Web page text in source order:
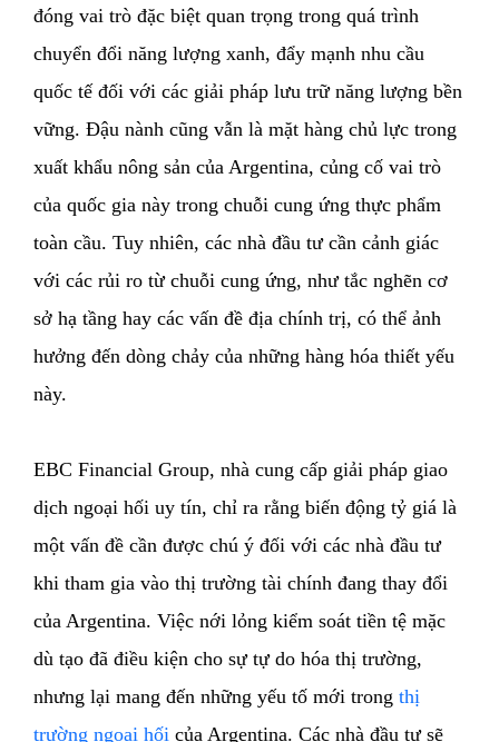
đóng vai trò đặc biệt quan trọng trong quá trình
chuyển đổi năng lượng xanh, đẩy mạnh nhu cầu
quốc tế đối với các giải pháp lưu trữ năng lượng bền
vững. Đậu nành cũng vẫn là mặt hàng chủ lực trong
xuất khẩu nông sản của Argentina, củng cố vai trò
của quốc gia này trong chuỗi cung ứng thực phẩm
toàn cầu. Tuy nhiên, các nhà đầu tư cần cảnh giác
với các rủi ro từ chuỗi cung ứng, như tắc nghẽn cơ
sở hạ tầng hay các vấn đề địa chính trị, có thể ảnh
hưởng đến dòng chảy của những hàng hóa thiết yếu
này.
EBC Financial Group, nhà cung cấp giải pháp giao
dịch ngoại hối uy tín, chỉ ra rằng biến động tỷ giá là
một vấn đề cần được chú ý đối với các nhà đầu tư
khi tham gia vào thị trường tài chính đang thay đổi
của Argentina. Việc nới lỏng kiểm soát tiền tệ mặc
dù tạo đã điều kiện cho sự tự do hóa thị trường,
nhưng lại mang đến những yếu tố mới trongthị
trường ngoại hối của Argentina. Các nhà đầu tư sẽ